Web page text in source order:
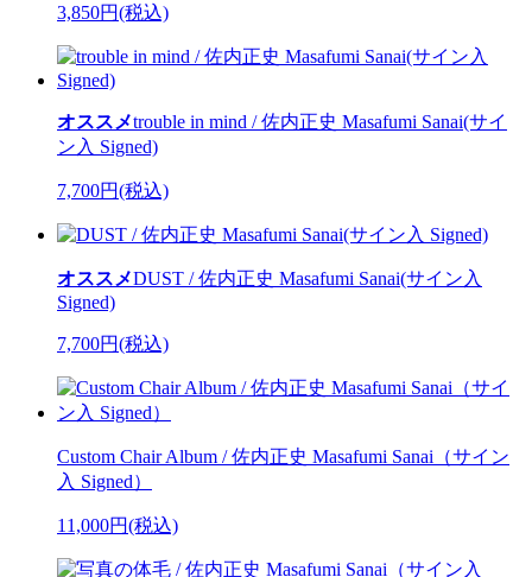
3,850円(税込)
オススメtrouble in mind / 佐内正史 Masafumi Sanai(サイ
ン入 Signed)
7,700円(税込)
オススメDUST / 佐内正史 Masafumi Sanai(サイン入
Signed)
7,700円(税込)
Custom Chair Album / 佐内正史 Masafumi Sanai（サイン
入 Signed）
11,000円(税込)